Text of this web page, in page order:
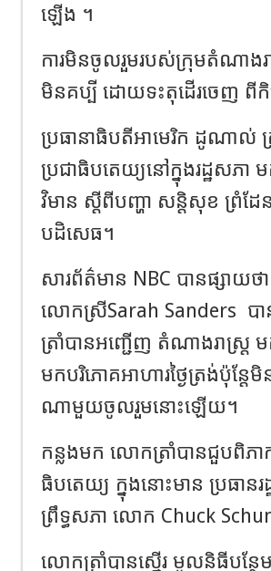
ឡើង ។
ការមិនចូលរួមរបស់ក្រុមតំណាងរា
មិនគប្បី ដោយទះតុដើរចេញ ពីកិ
ប្រធានាធិបតីអាមេរិក ដូណាល់
ប្រជាធិបតេយ្យ​​នៅក្នុងរដ្ឋសភា
វិមាន ស្តីពីបញ្ហា សន្តិសុខ ព្រំដែ
បដិសេធ។
សារព័ត៌មាន​ NBC ​បានផ្សាយថ
លោកស្រីSarah Sanders ​ បា
ត្រាំ​បានអញ្ជើញ តំណាងរាស្ត្
មកបរិភោគអាហារថ្ងៃត្រង់ប៉ុន្
ណាមួយ​ចូលរួមនោះឡើយ​។
កន្លងមក លោកត្រាំបានជួបពិភ
ធិបតេយ្យ ​ក្នុងនោះមាន ប្រធា
ព្រឹទ្ធសភា លោក​ Chuck
លោកត្រាំ​បានស្នើរ មូលនិធីបន្ថ